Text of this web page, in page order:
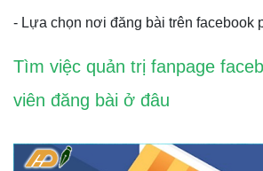
- Lựa chọn nơi đăng bài trên facebook
Tìm việc quản trị fanpage
viên đăng bài ở đâu